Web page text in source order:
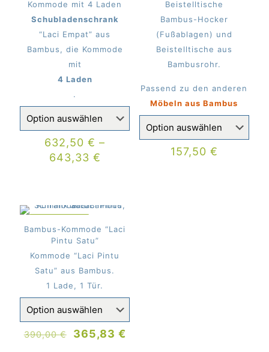
Kommode mit 4 Laden
Schubladenschrank
“Laci Empat” aus
Bambus, die Kommode
mit
4 Laden
.
632,50€ –
643,33 €
Beistelltische
Bambus-Hocker
(Fußablagen) und
Beistelltische aus
Bambusrohr.
Passend zu den anderen
Möbeln aus Bambus
157,50 €
Bambus-Kommode “Laci
Pintu Satu”
Kommode “Laci Pintu
Satu” aus Bambus.
1 Lade, 1 Tür.
390,00€
Ursprünglicher
365,83 €